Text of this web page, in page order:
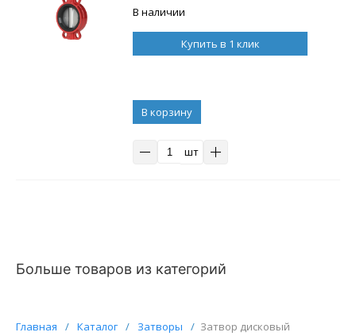
В наличии
Купить в 1 клик
В корзину
шт
Больше товаров из категорий
Главная / Каталог / Затворы / Затвор дисковый